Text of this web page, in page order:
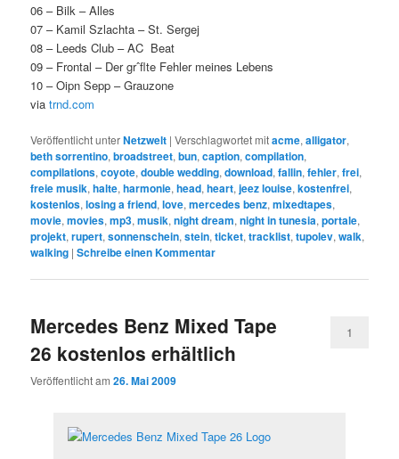
06 – Bilk – Alles
07 – Kamil Szlachta – St. Sergej
08 – Leeds Club – AC Beat
09 – Frontal – Der grˆﬂte Fehler meines Lebens
10 – Oipn Sepp – Grauzone
viatrnd.com
Veröffentlicht unterNetzwelt |Verschlagwortet mitacme,alligator,
beth sorrentino,broadstreet,bun,caption,compilation,
compilations,coyote,double wedding,download,fallin,fehler,frei,
freie musik,halte,harmonie,head,heart,jeez louise,kostenfrei,
kostenlos,losing a friend,love,mercedes benz,mixedtapes,
movie,movies,mp3,musik,night dream,night in tunesia,portale,
projekt,rupert,sonnenschein,stein,ticket,tracklist,tupolev,walk,
walking |Schreibe einen Kommentar
Mercedes Benz Mixed Tape
26 kostenlos erhältlich
Veröffentlicht am26. Mai 2009
1